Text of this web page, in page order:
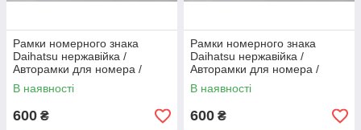
Рамки номерного знака
Daihatsu нержавійка /
Авторамки для номера /
Номерні рамки нержавійка
В наявності
600 ₴
Рамки номерного знака
Daihatsu нержавійка /
Авторамки для номера /
Номерні рамки нержавійка
В наявності
600 ₴